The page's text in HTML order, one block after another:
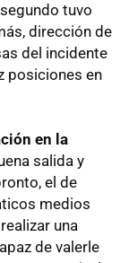
tuvo
dirección de
del incidente
posiciones en
en la
salida y
el de
medios
una
de valerle